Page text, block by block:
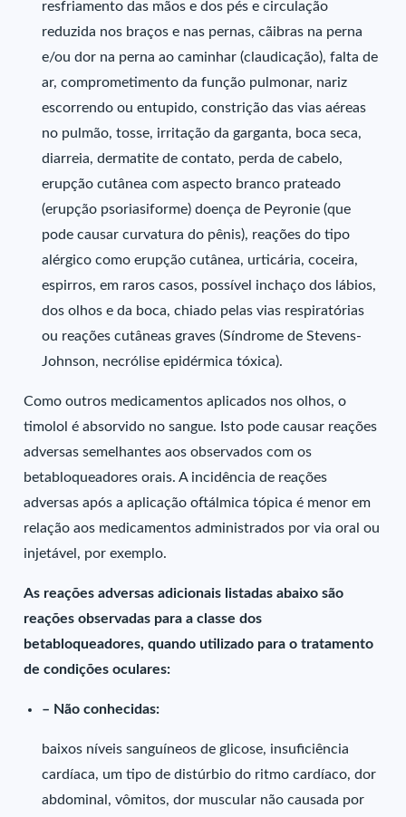
resfriamento das mãos e dos pés e circulação
reduzida nos braços e nas pernas, cãibras na perna
e/ou dor na perna ao caminhar (claudicação), falta de
ar, comprometimento da função pulmonar, nariz
escorrendo ou entupido, constrição das vias aéreas
no pulmão, tosse, irritação da garganta, boca seca,
diarreia, dermatite de contato, perda de cabelo,
erupção cutânea com aspecto branco prateado
(erupção psoriasiforme) doença de Peyronie (que
pode causar curvatura do pênis), reações do tipo
alérgico como erupção cutânea, urticária, coceira,
espirros, em raros casos, possível inchaço dos lábios,
dos olhos e da boca, chiado pelas vias respiratórias
ou reações cutâneas graves (Síndrome de Stevens-
Johnson, necrólise epidérmica tóxica).
Como outros medicamentos aplicados nos olhos, o
timolol é absorvido no sangue. Isto pode causar reações
adversas semelhantes aos observados com os
betabloqueadores orais. A incidência de reações
adversas após a aplicação oftálmica tópica é menor em
relação aos medicamentos administrados por via oral ou
injetável, por exemplo.
As reações adversas adicionais listadas abaixo são
reações observadas para a classe dos
betabloqueadores, quando utilizado para o tratamento
de condições oculares:
– Não conhecidas:
baixos níveis sanguíneos de glicose, insuficiência
cardíaca, um tipo de distúrbio do ritmo cardíaco, dor
abdominal, vômitos, dor muscular não causada por